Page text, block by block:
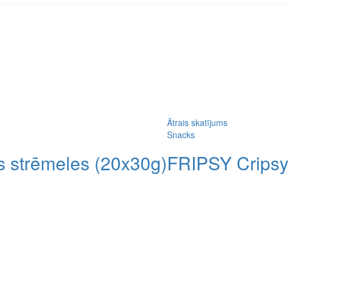
strēmeles (20x30g)
Ātrais skatījums
Snacks
FRIPSY Cripsy